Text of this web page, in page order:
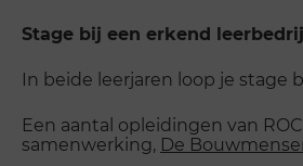
Stage bij een erkend
In beide leerjaren loop je stage
Een aantal opleidingen van
samenwerking, De